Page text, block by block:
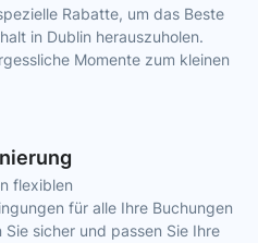
Rabatte, um das Beste
in Dublin herauszuholen.
Momente zum kleinen
flexiblen
für alle Ihre Buchungen
Sie sicher und passen Sie Ihre